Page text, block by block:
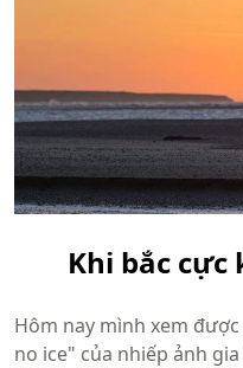
Khi bắc cực
Hôm nay mình xem
no ice" của nhiếp ảnh